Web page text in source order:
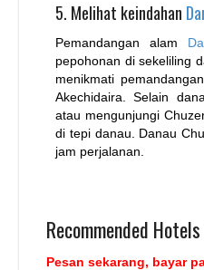
5. Melihat keindahan
Pemandangan alam
pepohonan di sekeliling
menikmati
Akechidaira.
Selain
atau mengunjungi
di tepi danau. Danau
jam perjalanan.
Recommended
Pesan sekarang, bayar